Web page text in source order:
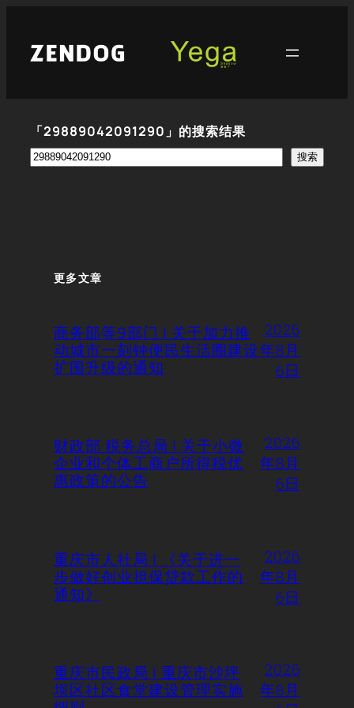
「29889042091290」的搜索结果
搜
搜索
更多文章
商务部等9部门 | 关于加力推
动城市一刻钟便民生活圈建设
扩围升级的通知
2026
年8月
6日
财政部 税务总局 | 关于小微
企业和个体工商户所得税优
惠政策的公告
2026
年8月
6日
重庆市人社局 | 《关于进一
步做好创业担保贷款工作的
通知》
2026
年8月
6日
重庆市民政局 | 重庆市沙坪
坝区社区食堂建设管理实施
2026
年8月